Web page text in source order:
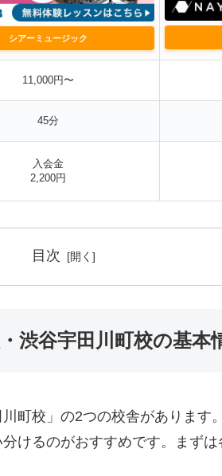
シアーミュージック
11,000円〜
45分
入会金
2,200円
目次
渋谷宇田川町校の基本
町校」の2つの校舎があります
けるのがおすすめです。まず